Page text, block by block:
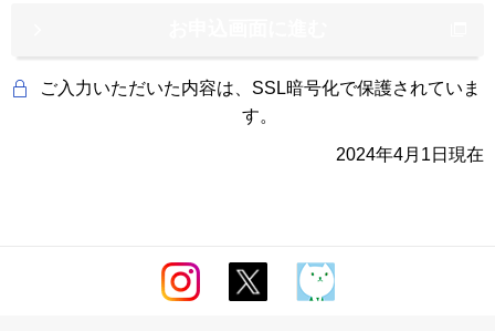
ため
与信事業に際して個人情報を加盟する個人信用情報
機関に提供する場合等、適切な業務の遂行に必要な
該業務を適切に遂行するため
ご入力いただいた内容は、SSL暗号化で保護されていま
す。
2024年4月1日現在